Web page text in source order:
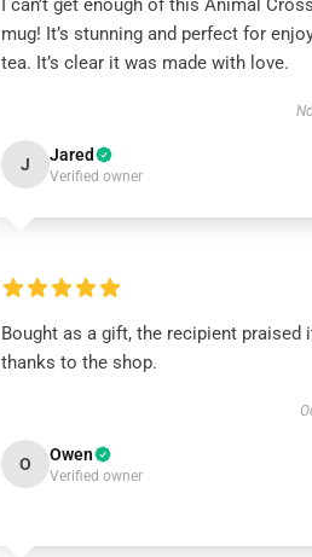
I can’t get enough of this Animal
mug! It’s stunning and perfect for
tea. It’s clear it was made with love.
J Jared
Verified owner
Bought as a gift, the recipient praised
thanks to the shop.
O Owen
Verified owner